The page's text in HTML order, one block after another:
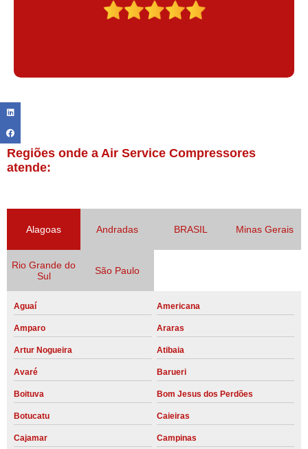
Regiões onde a Air Service Compressores
atende:
Alagoas Andradas BRASIL Minas Gerais
Rio Grande do
Sul
São Paulo
Aguaí Americana
Amparo Araras
Artur Nogueira Atibaia
Avaré Barueri
Boituva Bom Jesus dos Perdões
Botucatu Caieiras
Cajamar Campinas